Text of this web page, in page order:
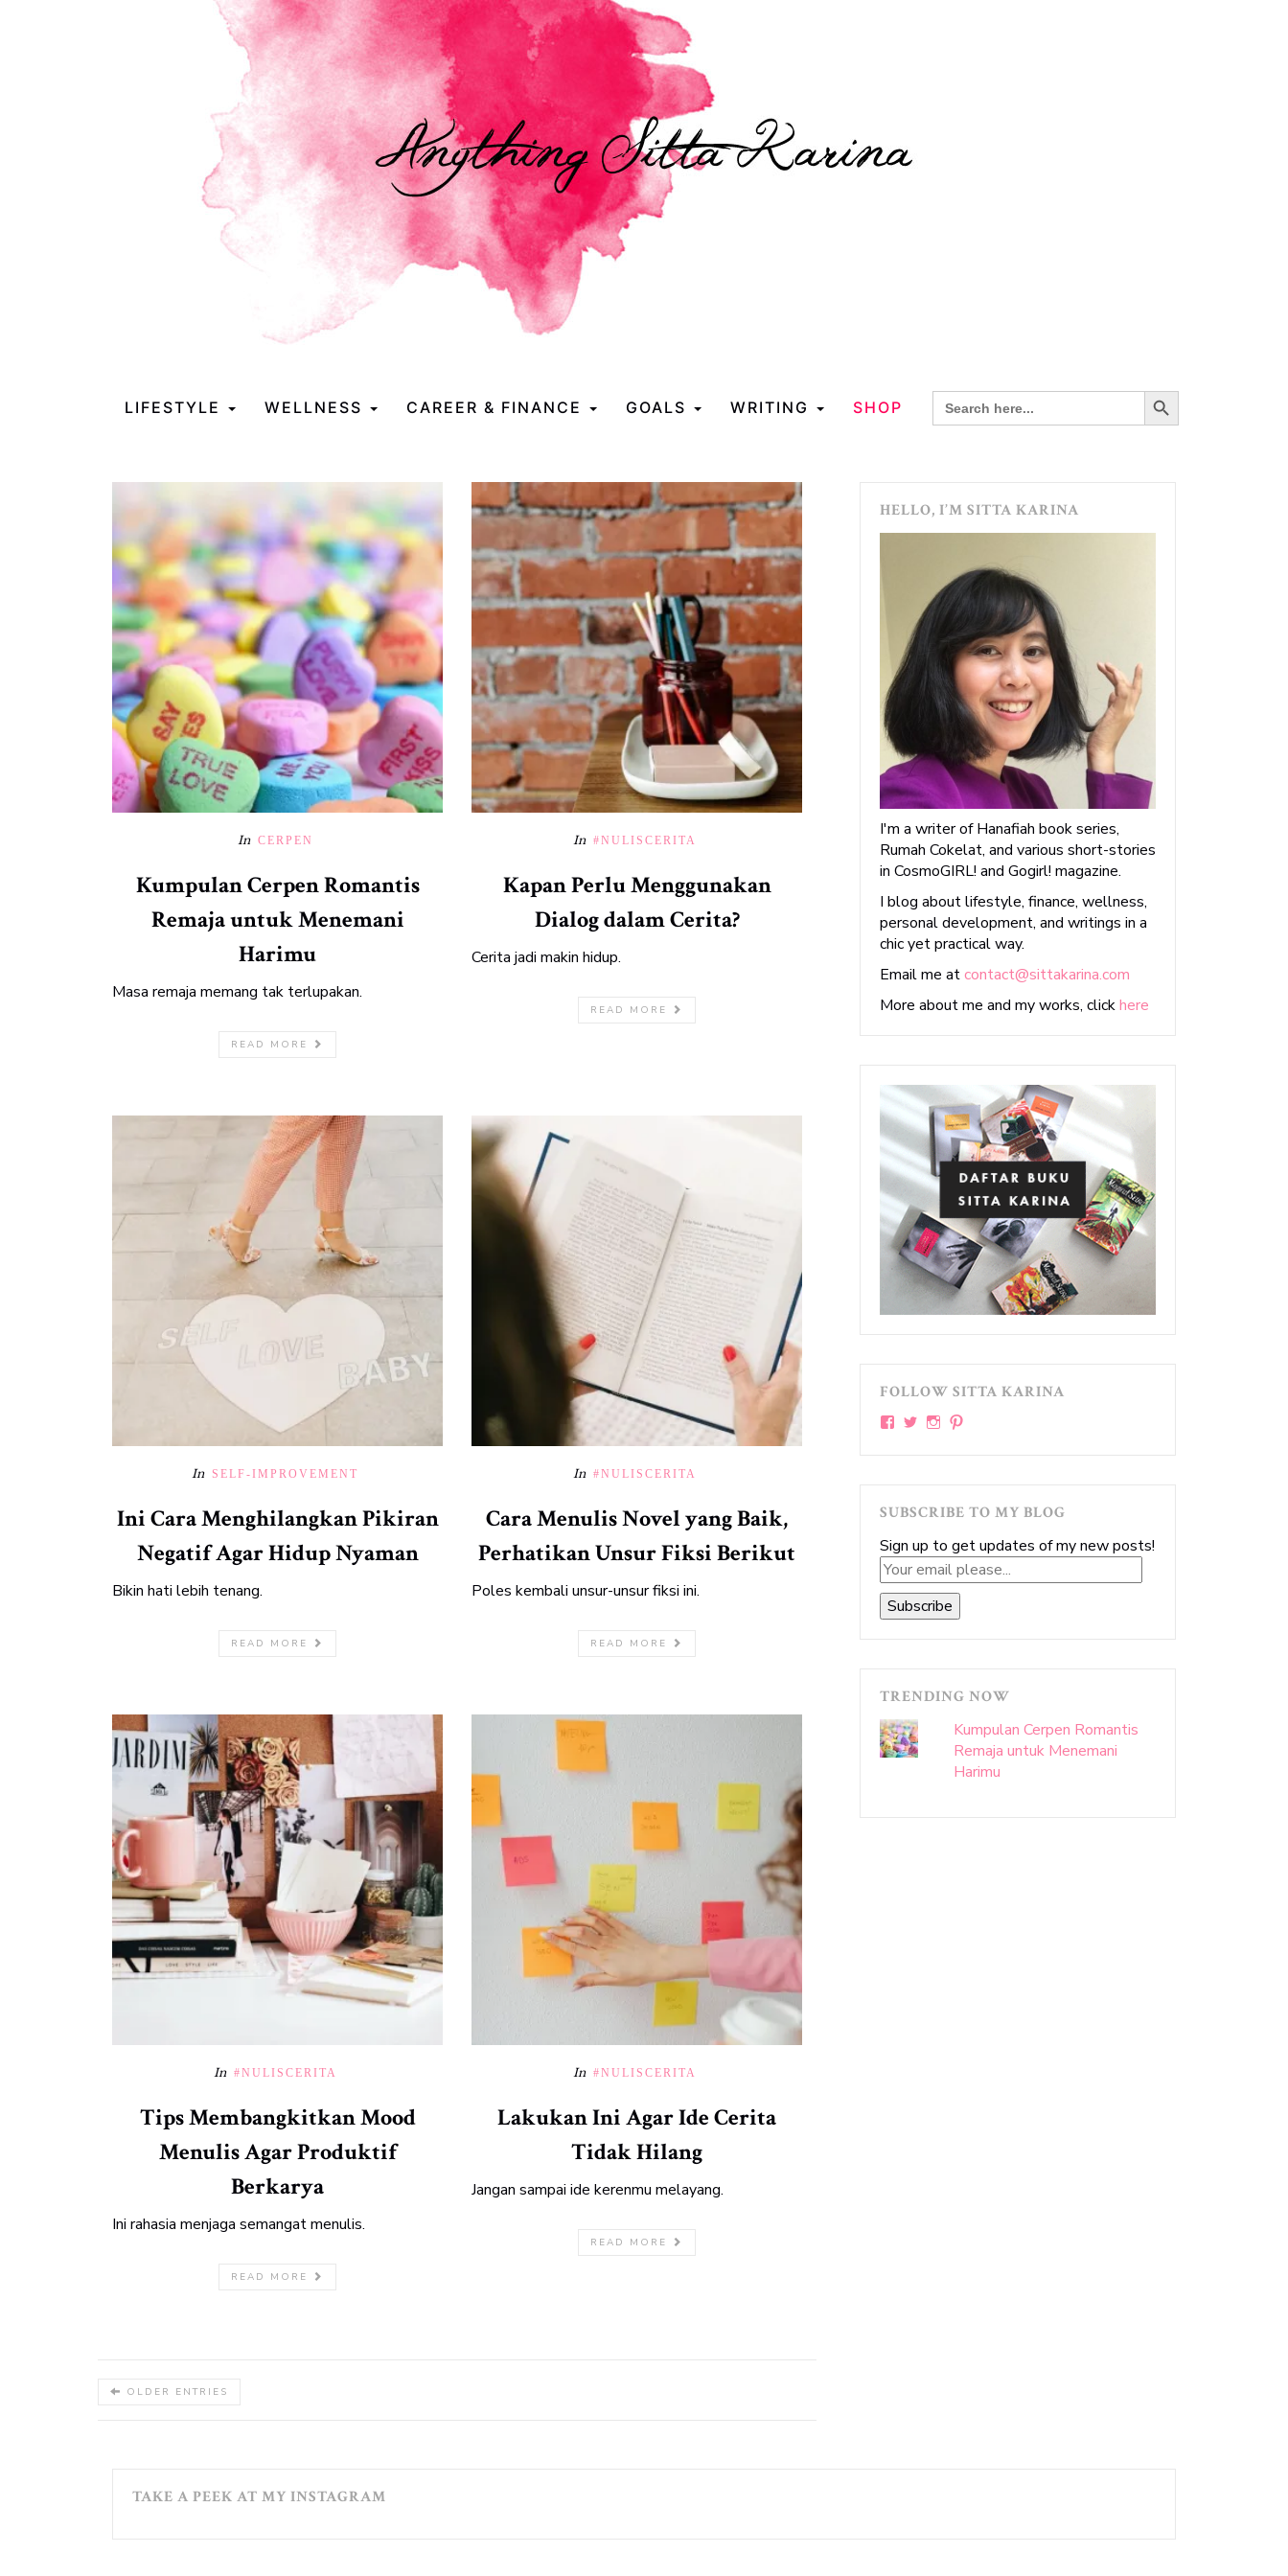
LIFESTYLE WELLNESS CAREER & FINANCE GOALS WRITING SHOP Search
for:
Search Button
In CERPEN
Kumpulan Cerpen Romantis
Remaja untuk Menemani
Harimu
Masa remaja memang tak terlupakan.
READ MORE
In #NULISCERITA
Kapan Perlu Menggunakan
Dialog dalam Cerita?
Cerita jadi makin hidup.
READ MORE
In SELF-IMPROVEMENT
Ini Cara Menghilangkan Pikiran
Negatif Agar Hidup Nyaman
Bikin hati lebih tenang.
READ MORE
In #NULISCERITA
Cara Menulis Novel yang Baik,
Perhatikan Unsur Fiksi Berikut
Poles kembali unsur-unsur fiksi ini.
READ MORE
In #NULISCERITA
Tips Membangkitkan Mood
Menulis Agar Produktif
Berkarya
Ini rahasia menjaga semangat menulis.
READ MORE
In #NULISCERITA
Lakukan Ini Agar Ide Cerita
Tidak Hilang
Jangan sampai ide kerenmu melayang.
READ MORE
OLDER ENTRIES
HELLO, I’M SITTA KARINA
I'm a writer of Hanafiah book series,
Rumah Cokelat, and various short-stories
in CosmoGIRL! and Gogirl! magazine.
I blog about lifestyle, finance, wellness,
personal development, and writings in a
chic yet practical way.
Email me atcontact@sittakarina.com
More about me and my works, clickhere
FOLLOW SITTA KARINA
View View View
SUBSCRIBE TO MY BLOG
Sign up to get updates of my new posts!
Your
email
please...
Subscribe
TRENDING NOW
Kumpulan Cerpen Romantis
Remaja untuk Menemani
Harimu
TAKE A PEEK AT MY INSTAGRAM